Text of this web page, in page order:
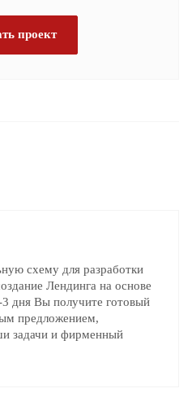
проект
схему для разработки
Лендинга на основе
3 дня Вы получите готовый
предложением,
задачи и фирменный